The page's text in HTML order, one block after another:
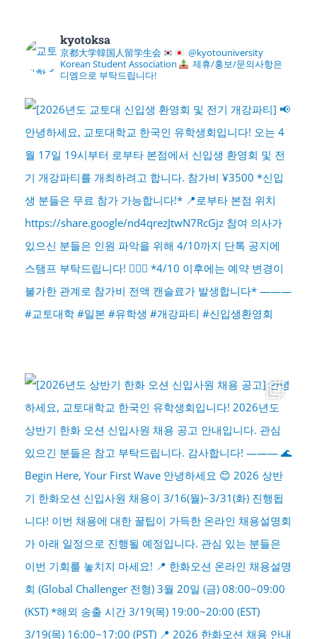
kyotoksa
京都大学韓国人留学生会
@kyotouniversity
Korean Student Association
제휴/홍보/문의사항은
디엠으로 부탁드립니다!